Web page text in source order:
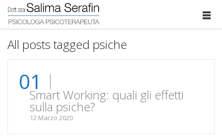
All posts tagged psiche
01Smart Working: quali gli effetti
sulla psiche?
12 Marzo 2020